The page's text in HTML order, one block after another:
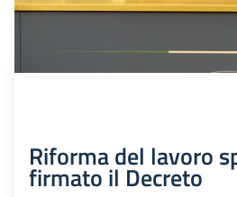
Riforma del lavoro
firmato il Decreto